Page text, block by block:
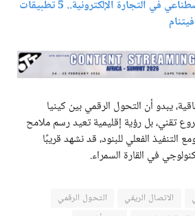
الذكاء الاصطناعي في التجارة الإلكترونية.. 5 تطبيقات
يبدو أن التحول الرقمي بين كينيا
تقني، بل رؤية إقليمية تعيد رسم ملامح
التنفيذ الفعلي للبنود، قد نشهد قريبًا
في القارة السمراء.
الاتصال الريفي
التحول الرقمي